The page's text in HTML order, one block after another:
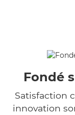
Fondé
Satisfaction
innovation